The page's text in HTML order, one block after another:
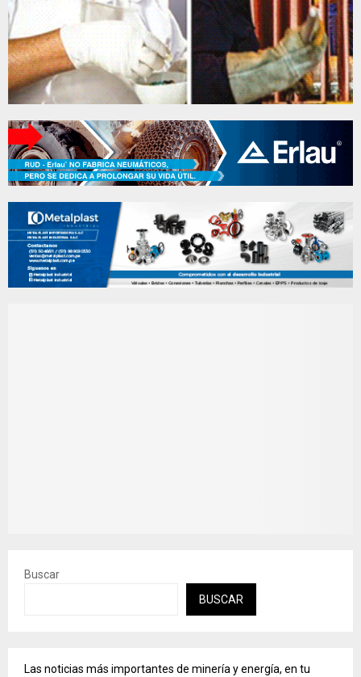
Buscar
BUSCAR
Las noticias más importantes de minería y energía, en tu